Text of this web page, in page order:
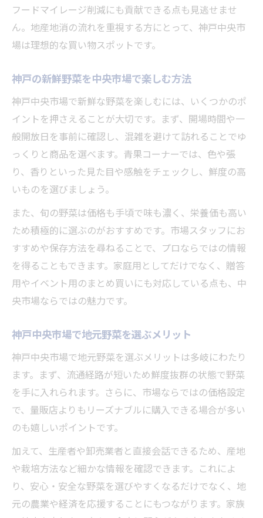
フードマイレージ削減にも貢献できる点も見逃せませ
ん。地産地消の流れを重視する方にとって、神戸中央市
場は理想的な買い物スポットです。
神戸の新鮮野菜を中央市場で楽しむ方法
神戸中央市場で新鮮な野菜を楽しむには、いくつかのポ
イントを押さえることが大切です。まず、開場時間や一
般開放日を事前に確認し、混雑を避けて訪れることでゆ
っくりと商品を選べます。青果コーナーでは、色や張
り、香りといった見た目や感触をチェックし、鮮度の高
いものを選びましょう。
また、旬の野菜は価格も手頃で味も濃く、栄養価も高い
ため積極的に選ぶのがおすすめです。市場スタッフにお
すすめや保存方法を尋ねることで、プロならではの情報
を得ることもできます。家庭用としてだけでなく、贈答
用やイベント用のまとめ買いにも対応している点も、中
央市場ならではの魅力です。
神戸中央市場で地元野菜を選ぶメリット
神戸中央市場で地元野菜を選ぶメリットは多岐にわたり
ます。まず、流通経路が短いため鮮度抜群の状態で野菜
を手に入れられます。さらに、市場ならではの価格設定
で、量販店よりもリーズナブルに購入できる場合が多い
のも嬉しいポイントです。
加えて、生産者や卸売業者と直接会話できるため、産地
や栽培方法など細かな情報を確認できます。これによ
り、安心・安全な野菜を選びやすくなるだけでなく、地
元の農業や経済を応援することにもつながります。家族